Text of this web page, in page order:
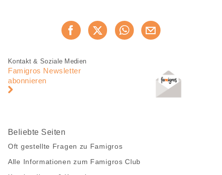
Jetzt weiterempfehlen
Fusszeile
Fusszeile
Navigation
Kontakt & Soziale Medien
Famigros Newsletter
abonnieren
Beliebte Seiten
Oft gestellte Fragen zu Famigros
Alle Informationen zum Famigros Club